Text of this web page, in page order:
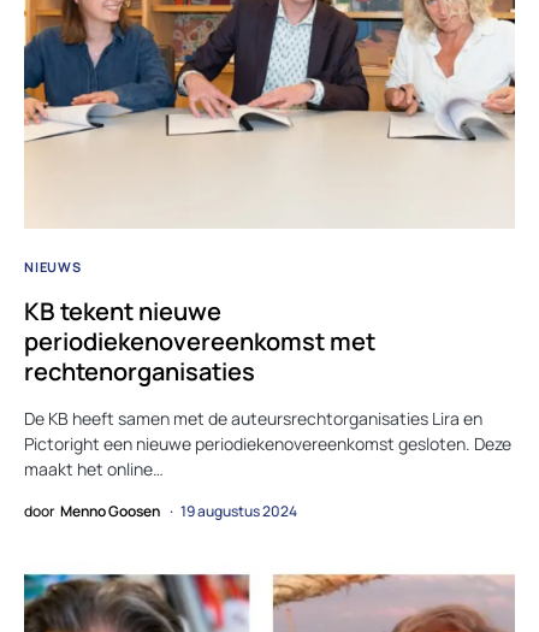
NIEUWS
KB tekent nieuwe
periodiekenovereenkomst met
rechtenorganisaties
De KB heeft samen met de auteursrechtorganisaties Lira en
Pictoright een nieuwe periodiekenovereenkomst gesloten. Deze
maakt het online…
door Menno Goosen 19 augustus 2024